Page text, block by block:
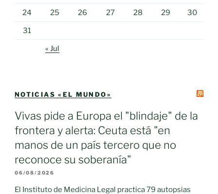
24 25 26 27 28 29 30
31
« Jul
NOTICIAS «EL MUNDO»
Vivas pide a Europa el "blindaje" de la
frontera y alerta: Ceuta está "en
manos de un país tercero que no
reconoce su soberanía"
06/08/2026
El Instituto de Medicina Legal practica 79 autopsias